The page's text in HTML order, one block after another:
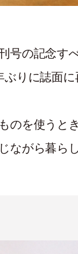
号の記念す
ぶりに誌面
のを使うと
ながら暮ら